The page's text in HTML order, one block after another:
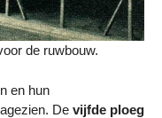
de ruwbouw.
en hun
De vijfde ploeg